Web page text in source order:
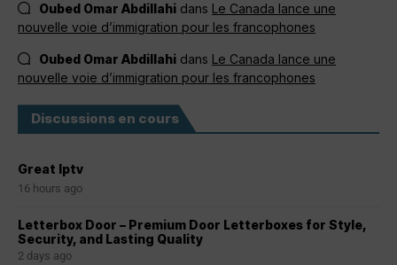
Oubed Omar Abdillahi dans Le Canada lance une
nouvelle voie d’immigration pour les francophones
Oubed Omar Abdillahi dans Le Canada lance une
nouvelle voie d’immigration pour les francophones
Discussions en cours
Great Iptv
16 hours ago
Letterbox Door – Premium Door Letterboxes for Style,
Security, and Lasting Quality
2 days ago